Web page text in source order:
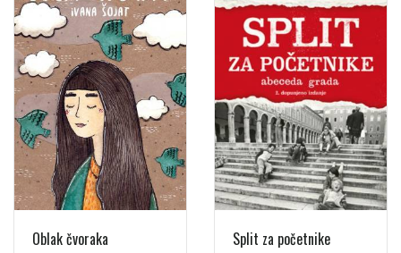
Oblak čvoraka Split za početnike